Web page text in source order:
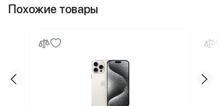
Похожие товары